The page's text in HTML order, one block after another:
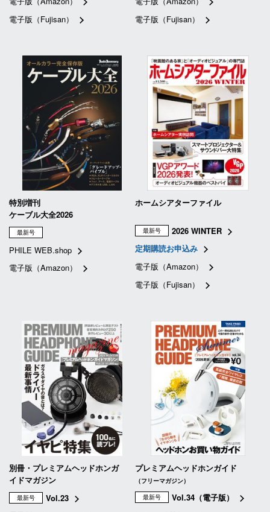
電子版（Fujisan）
電子版（Fujisan）
特別増刊
ケーブル大全2026
最新号
PHILE WEB.shop
電子版（Amazon）
ホームシアターファイル
最新号
2026 WINTER
定期購読お申込み
電子版（Amazon）
電子版（Fujisan）
別冊・プレミアムヘッドホンガ
イドマガジン
最新号
Vol.23
プレミアムヘッドホンガイド
（フリーマガジン）
最新号
Vol.34（電子版）